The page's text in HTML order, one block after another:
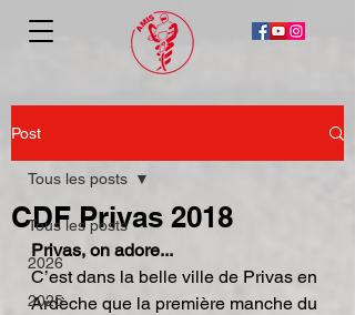
Post
Tous les posts
2026
2025
Tous les posts
CDF Privas 2018
Privas, on adore...
C’est dans la belle ville de Privas en
Ardèche que la première manche du